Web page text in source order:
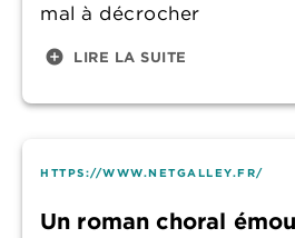
mal à décrocher
add_circle LIRE LA SUITE
HTTPS://WWW.NETGALLEY.FR/
Un roman choral